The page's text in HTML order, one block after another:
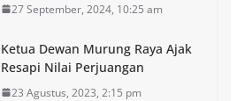
27 September, 2024, 10:25 am
Ketua Dewan Murung Raya Ajak
Resapi Nilai Perjuangan
23 Agustus, 2023, 2:15 pm